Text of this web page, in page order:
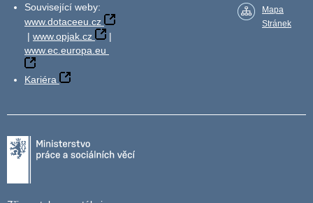
Související weby:
www.dotaceeu.cz
| www.opjak.cz
|
www.ec.europa.eu
Kariéra
Mapa
Stránek